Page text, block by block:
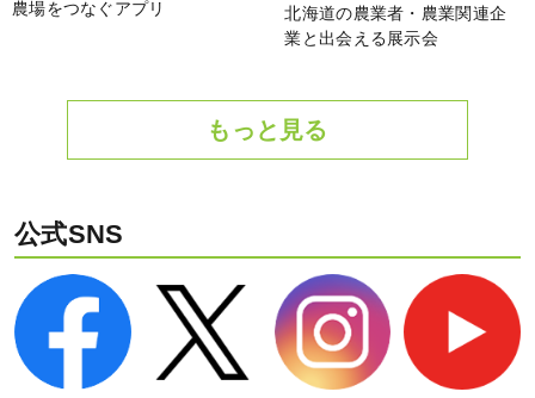
農場をつなぐアプリ
北海道の農業者・農業関連企
業と出会える展示会
もっと見る
公式SNS